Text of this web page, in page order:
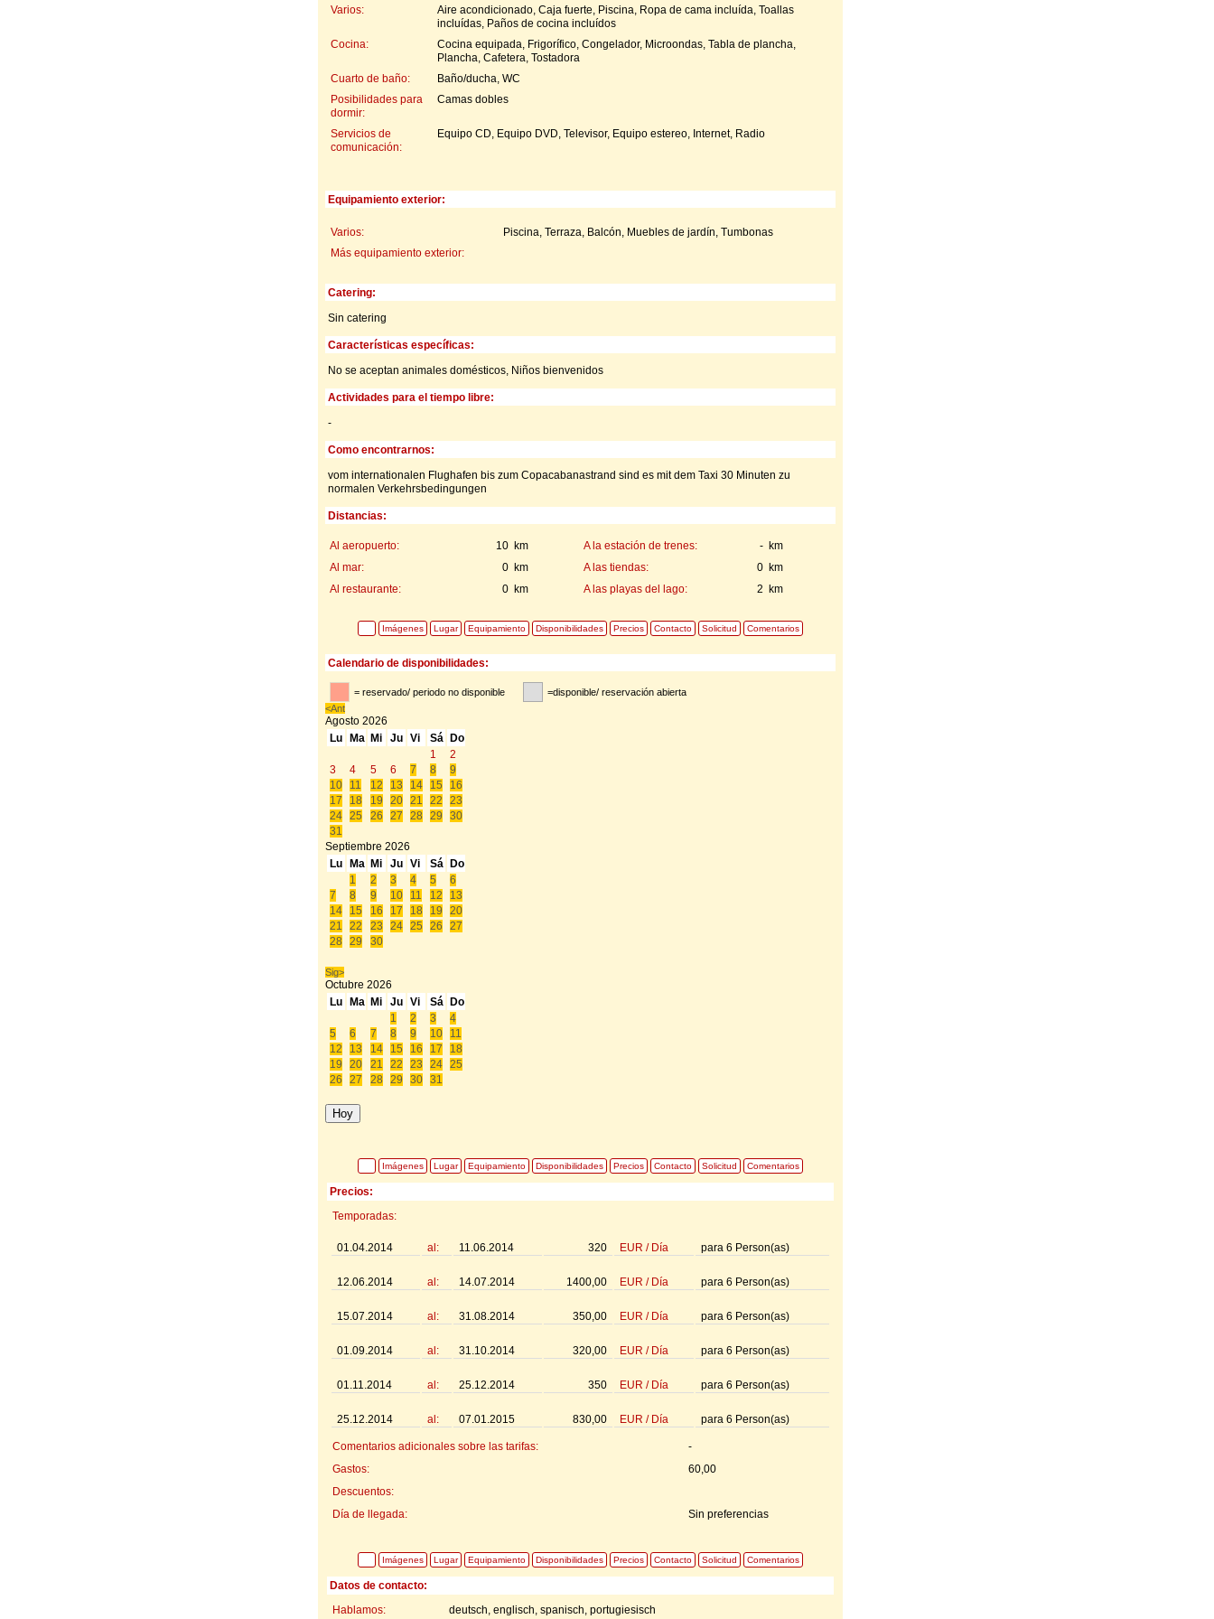
Varios:
Aire acondicionado, Caja fuerte, Piscina, Ropa de cama incluída, Toallas
incluídas, Paños de cocina incluídos
Cocina:
Cocina equipada, Frigorífico, Congelador, Microondas, Tabla de plancha,
Plancha, Cafetera, Tostadora
Cuarto de baño:
Baño/ducha, WC
Posibilidades para
dormir:
Camas dobles
Servicios de
comunicación:
Equipo CD, Equipo DVD, Televisor, Equipo estereo, Internet, Radio
Equipamiento exterior:
Varios:
Piscina, Terraza, Balcón, Muebles de jardín, Tumbonas
Más equipamiento exterior:
Catering:
Sin catering
Características específicas:
No se aceptan animales domésticos, Niños bienvenidos
Actividades para el tiempo libre:
-
Como encontrarnos:
vom internationalen Flughafen bis zum Copacabanastrand sind es mit dem Taxi 30 Minuten zu
normalen Verkehrsbedingungen
Distancias:
10 km
Al aeropuerto: - km
A la estación de trenes:
0 km
Al mar: 0 km
A las tiendas:
0 km
Al restaurante: 2 km
A las playas del lago:
Imágenes Lugar Equipamiento Disponibilidades Precios Contacto Solicitud Comentarios
Calendario de disponibilidades:
= reservado/ periodo no disponible
=disponible/ reservación abierta
<Ant
Agosto 2026
Lu
Ma Mi Ju Vi Sá Do
1
2
3
4 5 6 7 8
9
10
11 12 13 14 15
16
17
18 19 20 21 22
23
24
25 26 27 28 29
30
31
Septiembre 2026
Lu
Ma Mi Ju Vi Sá Do
1
2 3 4 5
6
7
8 9 10 11 12
13
14
15 16 17 18 19
20
21
22 23 24 25 26
27
28
29 30
Sig>
Octubre 2026
Lu
Ma Mi Ju Vi Sá Do
1
2 3
4
5
6 7 8 9 10
11
12
13 14 15 16 17
18
19
20 21 22 23 24
25
26
27 28 29 30 31
Hoy
Imágenes Lugar Equipamiento Disponibilidades Precios Contacto Solicitud Comentarios
Precios:
Temporadas:
01.04.2014 al: 11.06.2014 320 EUR / Día para 6 Person(as)
12.06.2014 al: 14.07.2014 1400,00 EUR / Día para 6 Person(as)
15.07.2014 al: 31.08.2014 350,00 EUR / Día para 6 Person(as)
01.09.2014 al: 31.10.2014 320,00 EUR / Día para 6 Person(as)
01.11.2014 al: 25.12.2014 350 EUR / Día para 6 Person(as)
25.12.2014 al: 07.01.2015 830,00 EUR / Día para 6 Person(as)
Comentarios adicionales sobre las tarifas:
-
Gastos:
60,00
Descuentos:
Día de llegada:
Sin preferencias
Imágenes Lugar Equipamiento Disponibilidades Precios Contacto Solicitud Comentarios
Datos de contacto:
Hablamos:
deutsch, englisch, spanisch, portugiesisch